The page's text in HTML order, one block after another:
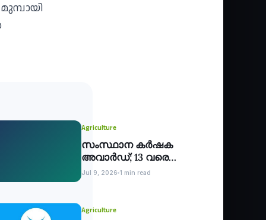
Agriculture
സംസ്ഥാന കര്‍ഷക
അവാര്‍ഡ്; 13 വരെ
അപേക്ഷിക്കാം
Jul 9, 2026 1 min read
Agriculture